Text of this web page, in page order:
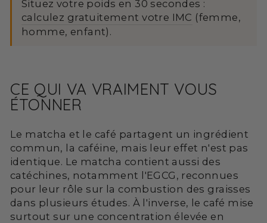
Situez votre poids en 30 secondes :
calculez gratuitement votre IMC (femme,
homme, enfant).
CE QUI VA VRAIMENT VOUS
ÉTONNER
Le matcha et le café partagent un ingrédient
commun, la caféine, mais leur effet n'est pas
identique. Le matcha contient aussi des
catéchines, notamment l'EGCG, reconnues
pour leur rôle sur la combustion des graisses
dans plusieurs études. À l'inverse, le café mise
surtout sur une concentration élevée en